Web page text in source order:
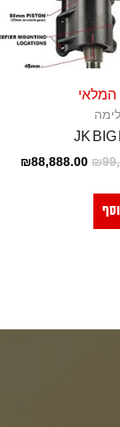
המלאי
JK BIG
₪
₪88,888.00